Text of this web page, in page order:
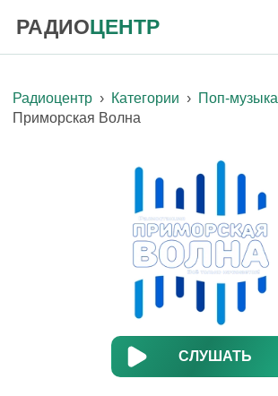
РАДИОЦЕНТР
Радиоцентр › Категории › Поп-музыка
Приморская Волна
СЛУШАТЬ